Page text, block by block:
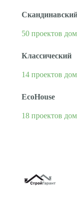
50 проектов
Классический
14 проектов
EcoHouse
18 проектов